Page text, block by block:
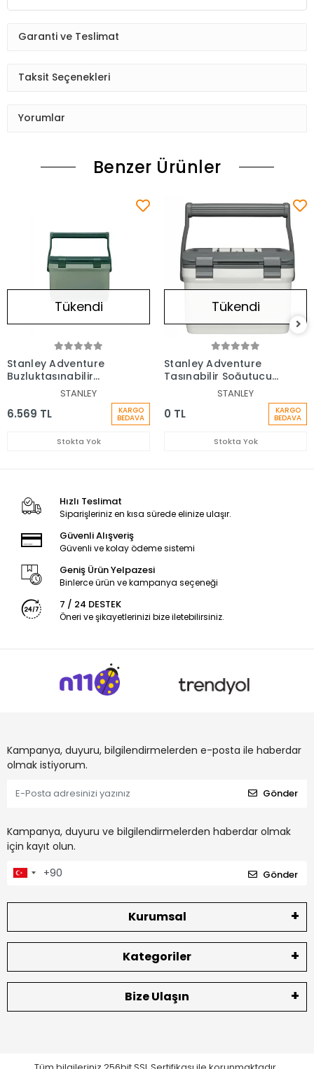
Garanti ve Teslimat
Taksit Seçenekleri
Yorumlar
Benzer Ürünler
Tükendi
Stanley Adventure
Buzluktaşınabilir
Soğutucu Çanta 15,1 Lt
STANLEY
6.569 TL KARGO
BEDAVA
Stokta Yok
Tükendi
Stanley Adventure
Taşınabilir Soğutucu
Kamp Buzluğu Beyaz
STANLEY
0 TL KARGO
BEDAVA
Stokta Yok
Hızlı Teslimat
Siparişleriniz en kısa sürede elinize ulaşır.
Güvenli Alışveriş
Güvenli ve kolay ödeme sistemi
Geniş Ürün Yelpazesi
Binlerce ürün ve kampanya seçeneği
7 / 24 DESTEK
Öneri ve şikayetlerinizi bize iletebilirsiniz.
Kampanya, duyuru, bilgilendirmelerden e-posta ile haberdar
olmak istiyorum.
Gönder
Kampanya, duyuru ve bilgilendirmelerden haberdar olmak
için kayıt olun.
Gönder
Kurumsal
Kategoriler
Bize Ulaşın